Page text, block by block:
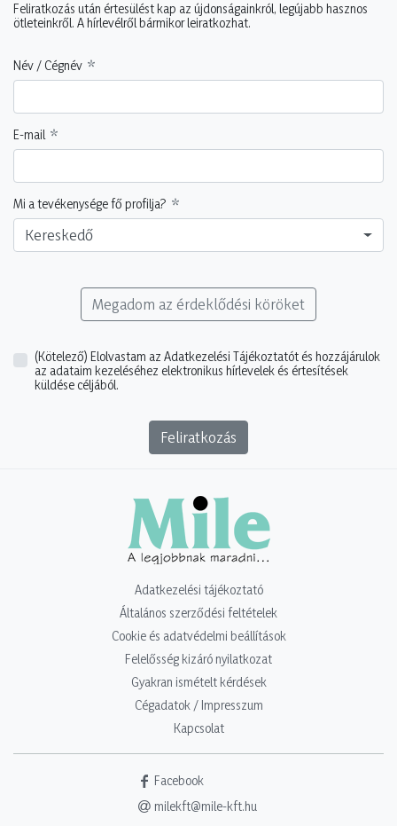
Feliratkozás után értesülést kap az újdonságainkról, legújabb hasznos
ötleteinkről. A hírlevélről bármikor leiratkozhat.
Név / Cégnév
E-mail
Mi a tevékenysége fő profilja?
Kereskedő
Megadom az érdeklődési köröket
(Kötelező) Elolvastam az Adatkezelési Tájékoztatót és hozzájárulok
az adataim kezeléséhez elektronikus hírlevelek és értesítések
küldése céljából.
Feliratkozás
Adatkezelési tájékoztató
Általános szerződési feltételek
Cookie és adatvédelmi beállítások
Felelősség kizáró nyilatkozat
Gyakran ismételt kérdések
Cégadatok / Impresszum
Kapcsolat
Facebook
milekft@mile-kft.hu